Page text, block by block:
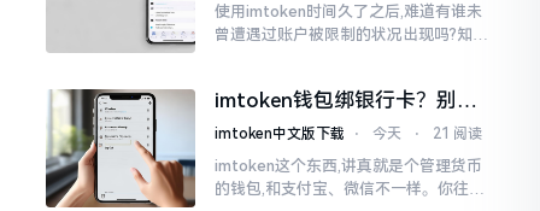
使用imtoken时间久了之后,难道有谁未
曾遭遇过账户被限制的状况出现吗?知乎
制。
imtoken钱包绑银行卡？别折
腾了，真相是这样的
imtoken中文版下载 ⋅ 今天 ⋅ 21 阅读
imtoken这个东西,讲真就是个管理货币
的钱包,和支付宝、微信不一样。你往里